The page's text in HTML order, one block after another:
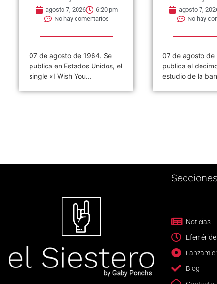
agosto 7, 2026
6:15 pm
No hay comentarios
07 de agosto de 1983. Se
publica el decimo álbum de
estudio de la banda...
agosto 7,
No hay
07 de agosto de
publica el álbum
«Whoosh!». Es
Secciones
Noticias
Blog